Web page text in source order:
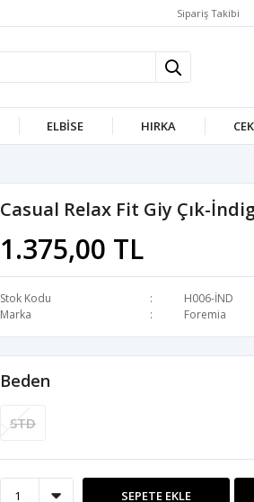
Sipariş Takibi
ELBISE HIRKA
Casual Relax Fit Giy Çık-
1.375,00 TL
Stok Kodu
H006-İND
Marka
Foremia
Beden
STD
SEPETE EKLE